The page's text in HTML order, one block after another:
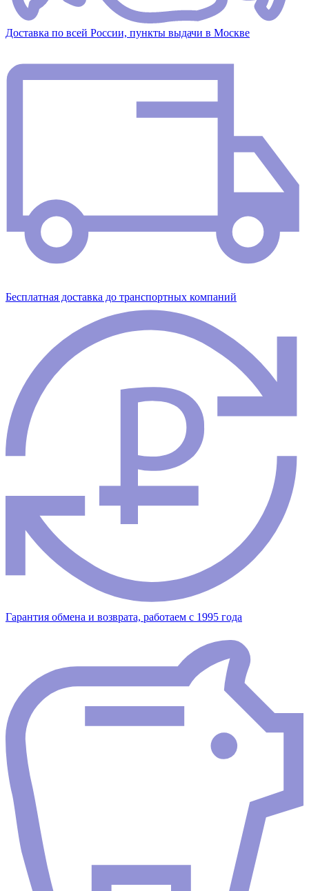
Доставка по всей России, пункты выдачи в Москве
Бесплатная доставка до транспортных компаний
Гарантия обмена и возврата, работаем с 1995 года